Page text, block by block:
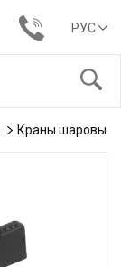
РУС
Краны шаровые